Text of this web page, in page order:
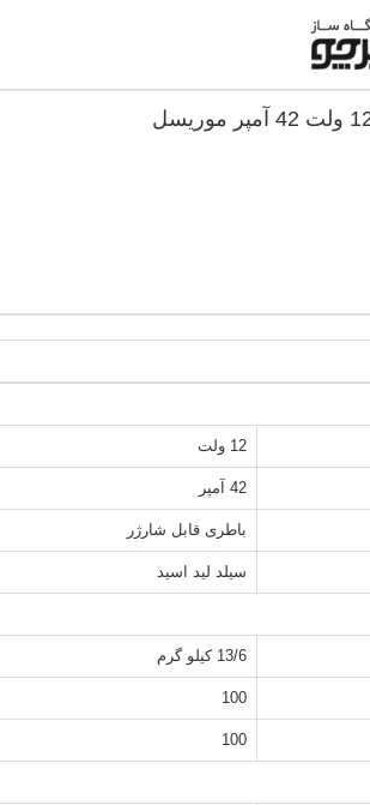
12 ولت
42 آمپر
باطری قابل شارژر
سیلد لید اسید
13/6 کیلو گرم
100
100